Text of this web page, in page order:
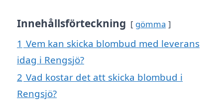
Innehållsförteckning gömma
1 Vem kan skicka blombud med leverans
idag i Rengsjö?
2 Vad kostar det att skicka blombud i
Rengsjö?